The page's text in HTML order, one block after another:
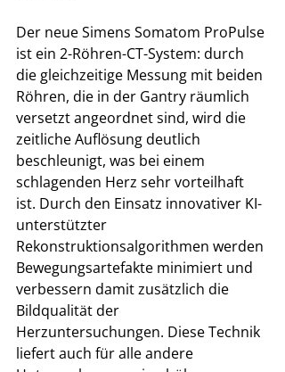
Der neue Simens Somatom ProPulse
ist ein 2-Röhren-CT-System: durch
die gleichzeitige Messung mit beiden
Röhren, die in der Gantry räumlich
versetzt angeordnet sind, wird die
zeitliche Auflösung deutlich
beschleunigt, was bei einem
schlagenden Herz sehr vorteilhaft
ist. Durch den Einsatz innovativer KI-
unterstützter
Rekonstruktionsalgorithmen werden
Bewegungsartefakte minimiert und
verbessern damit zusätzlich die
Bildqualität der
Herzuntersuchungen. Diese Technik
liefert auch für alle andere